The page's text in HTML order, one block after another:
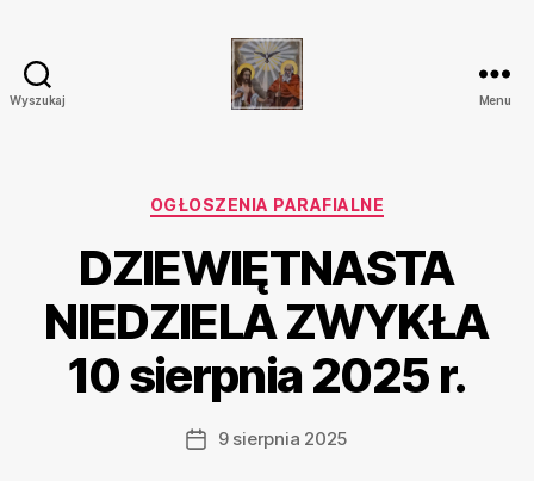
Wyszukaj
Trójcy
w
Ostrówku
Menu
Kategorie
OGŁOSZENIA PARAFIALNE
DZIEWIĘTNASTA
NIEDZIELA ZWYKŁA
10 sierpnia 2025 r.
Data9 sierpnia 2025